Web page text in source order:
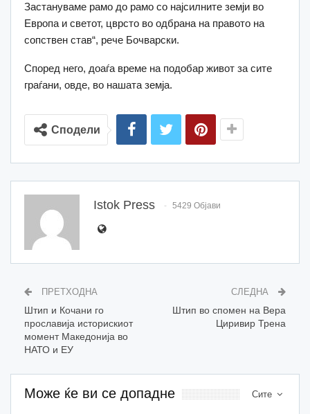
Застануваме рамо до рамо со најсилните земји во
Европа и светот, цврсто во одбрана на правото на
сопствен став“, рече Бочварски.
Според него, доаѓа време на подобар живот за сите
граѓани, овде, во нашата земја.
Сподели
Istok Press 5429 Објави
ПРЕТХОДНА
Штип и Кочани го
прославија историскиот
момент Македонија во
НАТО и ЕУ
СЛЕДНА
Штип во спомен на Вера
Циривир Трена
Сите
Може ќе ви се допадне